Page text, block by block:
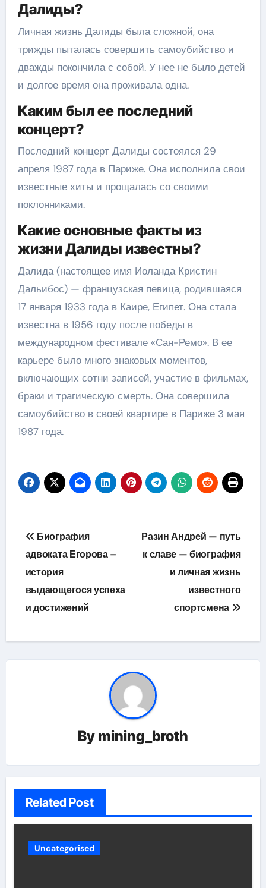
Далиды?
Личная жизнь Далиды была сложной, она
трижды пыталась совершить самоубийство и
дважды покончила с собой. У нее не было детей
и долгое время она проживала одна.
Каким был ее последний
концерт?
Последний концерт Далиды состоялся 29
апреля 1987 года в Париже. Она исполнила свои
известные хиты и прощалась со своими
поклонниками.
Какие основные факты из
жизни Далиды известны?
Далида (настоящее имя Иоланда Кристин
Дальибос) — французская певица, родившаяся
17 января 1933 года в Каире, Египет. Она стала
известна в 1956 году после победы в
международном фестивале «Сан-Ремо». В ее
карьере было много знаковых моментов,
включающих сотни записей, участие в фильмах,
браки и трагическую смерть. Она совершила
самоубийство в своей квартире в Париже 3 мая
1987 года.
Навигация
по
записям
Биография
адвоката Егорова –
история
выдающегося успеха
и достижений
Разин Андрей — путь
к славе — биография
и личная жизнь
известного
спортсмена
By mining_broth
Related Post
Uncategorised